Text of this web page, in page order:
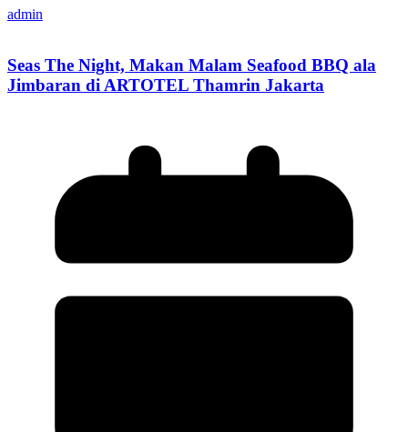
admin
Seas The Night, Makan Malam Seafood BBQ ala
Jimbaran di ARTOTEL Thamrin Jakarta